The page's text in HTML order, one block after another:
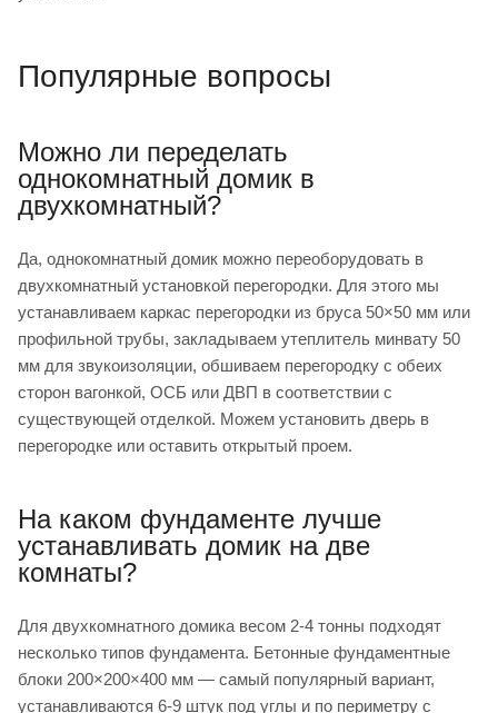
Популярные вопросы
Можно ли переделать
однокомнатный домик в
двухкомнатный?
Да, однокомнатный домик можно переоборудовать в
двухкомнатный установкой перегородки. Для этого мы
устанавливаем каркас перегородки из бруса 50×50 мм или
профильной трубы, закладываем утеплитель минвату 50
мм для звукоизоляции, обшиваем перегородку с обеих
сторон вагонкой, ОСБ или ДВП в соответствии с
существующей отделкой. Можем установить дверь в
перегородке или оставить открытый проем.
На каком фундаменте лучше
устанавливать домик на две
комнаты?
Для двухкомнатного домика весом 2-4 тонны подходят
несколько типов фундамента. Бетонные фундаментные
блоки 200×200×400 мм — самый популярный вариант,
устанавливаются 6-9 штук под углы и по периметру с